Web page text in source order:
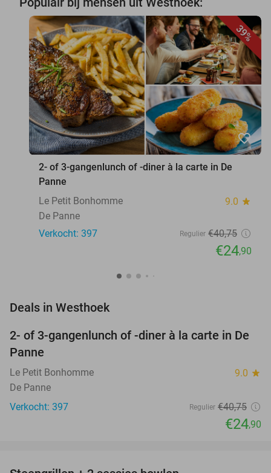
39%
favorite_border
2- of 3-gangenlunch of -diner à la carte in De
Panne
Le Petit Bonhomme
9.0 star
De Panne
Verkocht: 397
Regulier €40,75
€24,90
Deals in Westhoek
39%
2- of 3-gangenlunch of -diner à la carte in De
Panne
Le Petit Bonhomme 9.0 star
De Panne
Verkocht: 397
Regulier €40,75
€24,90